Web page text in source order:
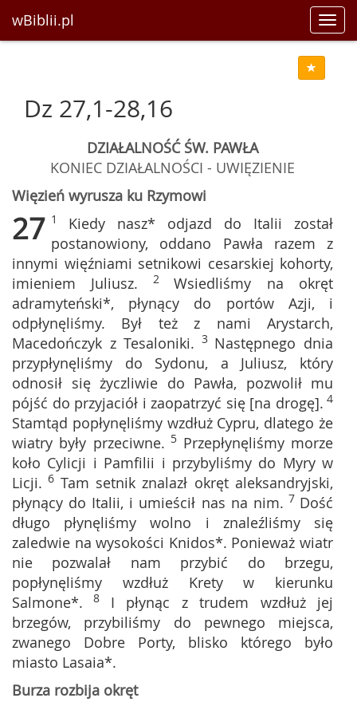
wBiblii.pl
Dz 27,1-28,16
DZIAŁALNOŚĆ ŚW. PAWŁA
KONIEC DZIAŁALNOŚCI - UWIĘZIENIE
Więzień wyrusza ku Rzymowi
27 1 Kiedy nasz* odjazd do Italii został
postanowiony, oddano Pawła razem z
innymi więźniami setnikowi cesarskiej kohorty,
imieniem Juliusz. 2Wsiedliśmy na okręt
adramyteński*, płynący do portów Azji, i
odpłynęliśmy. Był też z nami Arystarch,
Macedończyk z Tesaloniki. 3 Następnego dnia
przypłynęliśmy do Sydonu, a Juliusz, który
odnosił się życzliwie do Pawła, pozwolił mu
pójść do przyjaciół i zaopatrzyć się [na drogę]. 4
Stamtąd popłynęliśmy wzdłuż Cypru, dlatego że
wiatry były przeciwne. 5 Przepłynęliśmy morze
koło Cylicji i Pamfilii i przybyliśmy do Myry w
Licji. 6 Tam setnik znalazł okręt aleksandryjski,
płynący do Italii, i umieścił nas na nim. 7 Dość
długo płynęliśmy wolno i znaleźliśmy się
zaledwie na wysokości Knidos*. Ponieważ wiatr
nie pozwalał nam przybić do brzegu,
popłynęliśmy wzdłuż Krety w kierunku
Salmone*. 8 I płynąc z trudem wzdłuż jej
brzegów, przybiliśmy do pewnego miejsca,
zwanego Dobre Porty, blisko którego było
miasto Lasaia*.
Burza rozbija okręt